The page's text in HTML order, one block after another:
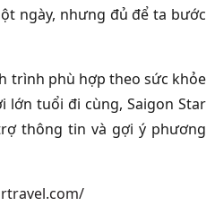
ngày, nhưng đủ để ta bước
trình phù hợp theo sức khỏe
lớn tuổi đi cùng, Saigon Star
thông tin và gợi ý phương